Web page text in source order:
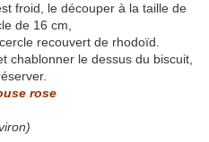
froid, le découper à la taille de
de 16 cm,
recouvert de rhodoïd.
chablonner le dessus du biscuit,
rose